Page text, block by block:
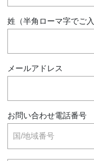
姓（半角ローマ字でご
メールアドレス
お問い合わせ電話番号